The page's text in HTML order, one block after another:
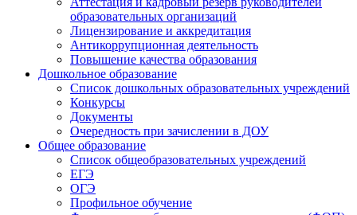
образовательных организаций
Лицензирование и аккредитация
Антикоррупционная деятельность
Повышение качества образования
Дошкольное образование
Список дошкольных образовательных учреждений
Конкурсы
Документы
Очередность при зачислении в ДОУ
Общее образование
Список общеобразовательных учреждений
ЕГЭ
ОГЭ
Профильное обучение